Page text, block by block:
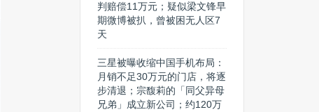
判赔偿11万元；疑似梁文锋早
期微博被扒，曾被困无人区7
天
三星被曝收缩中国手机布局：
月销不足30万元的门店，将逐
步清退；宗馥莉的「同父异母
兄弟」成立新公司；约120万